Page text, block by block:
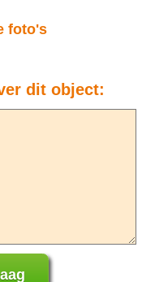
foto's
dit object: